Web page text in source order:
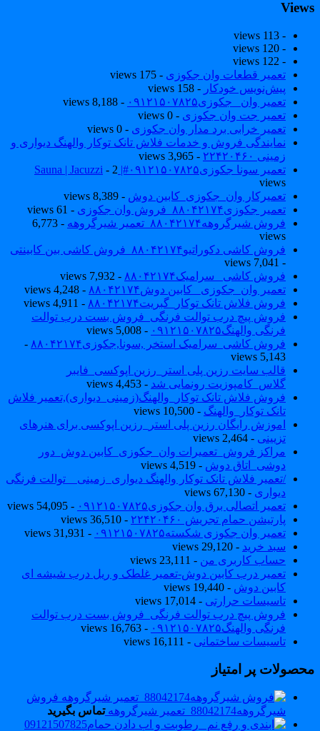
- 113 views
- 120 views
- 122 views
تعمیر قطعات وان جکوزی - 175 views
پیش‌نویس خودکار- 158 views
تعمیر وان _جکوزی۰۹۱۲۱۵۰۷۸۲۵
- 8,188 views
تعمیر جت وان جکوزی - 0 views
تعمیر خرابی برد مدار وان جکوزی - 0 views
نمایندگی فروش و خدمات فلاش تانک توکار والهنگ دیواری و
زمینی ۲۲۴۲۰۴۶۰
- 3,965 views
تعمیر سونا جکوزی۰۹۱۲۱۵۰۷۸۲۵#| Sauna | Jacuzzi
- 2
views
تعمیرکار وان_جکوزی_کابین دوش- 8,389 views
تعمیر جکوزی۸۸۰۴۲۱۷۴_فروش وان جکوزی
- 61 views
فروش شیرگروهه۸۸۰۴۲۱۷۴_تعمیر شیرگروهه
- 6,773
views
فروش کاشی دکوراتیو۸۸۰۴۲۱۷۴_فروش کاشی بین کابینتی
فروش کاشی _سرامیک۸۸۰۴۲۱۷۴
- 7,932 views
تعمیر وان_جکوزی_ کابین دوش۸۸۰۴۲۱۷۴
- 4,248 views
فروش فلاش تانک توکار_گبریت۸۸۰۴۲۱۷۴
- 4,911 views
فروش پیچ درب توالت فرنگی_فروش بست درب توالت
فرنگی والهنگ۰۹۱۲۱۵۰۷۸۲۵
- 5,008 views
فروش کاشی_سرامیک استخر ,سونا,جکوزی۸۸۰۴۲۱۷۴
-
5,143 views
قالب سایت رزین پلی استر_رزین اپوکسی_فایبر
گلاس_کامپوزیت رونمایی شد- 4,453 views
فروش فلاش تانک توکار_والهنگ(زمینی_دیواری),تعمیر فلاش
تانک توکار_والهنگ- 10,500 views
اموزش رایگان رزین پلی استر_رزین اپوکسی برای هنرهای
تزیینی- 2,464 views
مراکز فروش_تعمیرات وان_جکوزی_کابین دوش_دور
دوشی_اتاق دوش- 4,519 views
/تعمیر فلاش تانک توکار والهنگ دیواری_زمینی _ توالت فرنگی
دیواری - 67,130 views
تعمیر اتصالی برق وان جکوزی۰۹۱۲۱۵۰۷۸۲۵
- 54,095 views
پارتیشن حمام تجریش ۲۲۴۲۰۴۶۰
- 36,510 views
تعمیر وان جکوزی شکسته۰۹۱۲۱۵۰۷۸۲۵
- 31,931 views
سبد خرید - 29,120 views
حساب کاربری من- 23,111 views
تعمیر درب کابین دوش-تعمیر غلطک و ریل درب شیشه ای
کابین دوش- 19,440 views
تاسیسات حرارتی- 17,014 views
فروش پیچ درب توالت فرنگی_فروش بست درب توالت
فرنگی والهنگ۰۹۱۲۱۵۰۷۸۲۵
- 16,763 views
تاسیسات ساختمانی- 16,111 views
پر امتیاز
فروش
شیرگروهه88042174_تعمیر شیرگروهه
تماس بگیرید